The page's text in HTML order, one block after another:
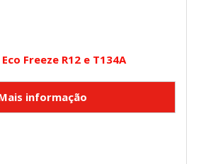
Freeze R12 e T134A